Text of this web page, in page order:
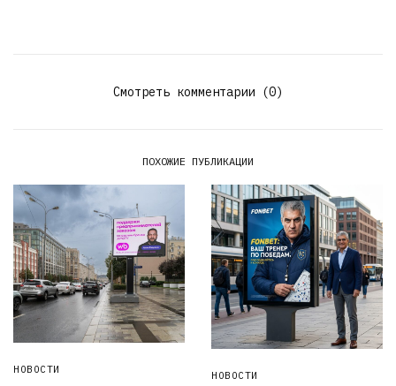
Смотреть комментарии (0)
ПОХОЖИЕ ПУБЛИКАЦИИ
НОВОСТИ
НОВОСТИ